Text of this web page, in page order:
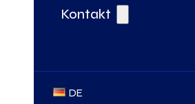
Kontakt
DE